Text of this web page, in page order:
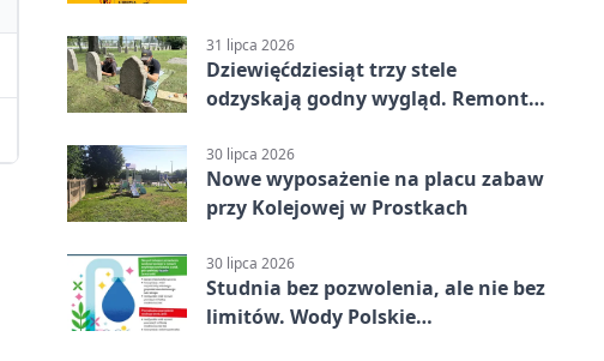
31 lipca 2026
Dziewięćdziesiąt trzy stele
odzyskają godny wygląd. Remont
30 lipca 2026
Nowe wyposażenie na placu zabaw
przy Kolejowej w Prostkach
30 lipca 2026
Studnia bez pozwolenia, ale nie bez
limitów. Wody Polskie